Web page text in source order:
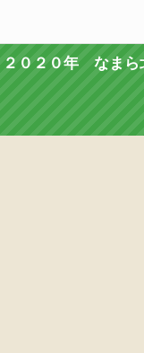
２０２０年 なまら